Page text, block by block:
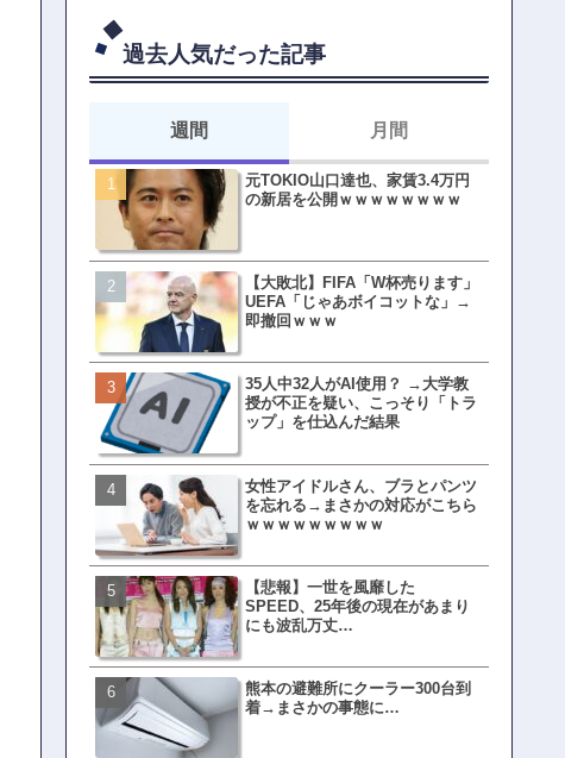
過去人気だった記事
週間
元TOKIO山口達也、家賃3.4万円
の新居を公開ｗｗｗｗｗｗｗｗ
【大敗北】FIFA「W杯売ります」
UEFA「じゃあボイコットな」→
即撤回ｗｗｗ
35人中32人がAI使用？ →大学教
授が不正を疑い、こっそり「トラ
ップ」を仕込んだ結果
女性アイドルさん、ブラとパンツ
を忘れる→まさかの対応がこちら
ｗｗｗｗｗｗｗｗｗ
【悲報】一世を風靡した
SPEED、25年後の現在があまり
にも波乱万丈…
熊本の避難所にクーラー300台到
着→まさかの事態に…
月間
【悲報】東京着く前にHP尽
方民ｗｗｗ移動だけで瀕死
【ファーw】水着女子さん
オッサン盗撮してる…通報
皇族確保策、天皇陛下の一
界ピリつくｗｗｗ
文春、沖縄問題の"触れては
ない話"を暴露してしまうｗ
ｗｗｗｗｗ
ランサムウェア攻撃を受け
レイ、わずか10日で復旧し
ネット民、橋本愛の５年前
を発掘→再炎上へｗｗｗｗｗ